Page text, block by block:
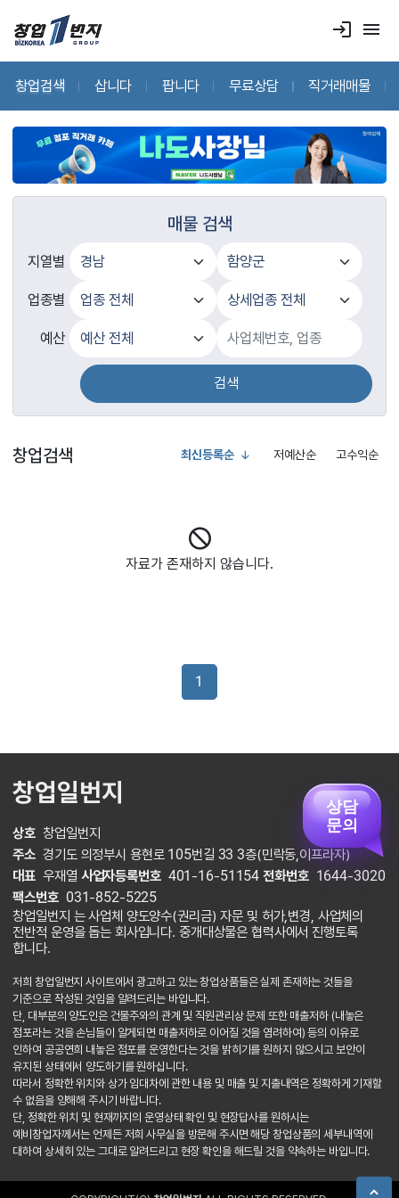
login menu
창업검색 삽니다 팝니다 무료상담 직거래매물
매물 검색
지열별
업종별
예산
검색
창업검색 최신등록순 저예산순 고수익순
자료가 존재하지 않습니다.
1
창업일번지
상호 창업일번지
주소 경기도 의정부시 용현로 105번길 33 3층(민락동,이프라자)
대표 우재열 사업자등록번호 401-16-51154 전화번호 1644-3020
팩스번호 031-852-5225
창업일번지 는 사업체 양도양수(권리금) 자문 및 허가,변경, 사업체의
전반적 운영을 돕는 회사입니다. 중개대상물은 협력사에서 진행토록
합니다.
저희 창업일번지 사이트에서 광고하고 있는 창업상품들은 실제 존재하는 것들을
기준으로 작성된 것임을 알려드리는 바입니다.
단, 대부분의 양도인은 건물주와의 관계 및 직원관리상 문제 또한 매출저하 (내놓은
점포라는 것을 손님들이 알게되면 매출저하로 이어질 것을 염려하여) 등의 이유로
인하여 공공연희 내놓은 점포를 운영한다는 것을 밝히기를 원하지 않으시고 보안이
유지된 상태에서 양도하기를 원하십니다.
따라서 정확한 위치와 상가 임대차에 관한 내용 및 매출 및 지출내역은 정확하게 기재할
수 없음을 양해해 주시기 바랍니다.
단, 정확한 위치 및 현재까지의 운영상태 확인 및 현장답사를 원하시는
예비창업자께서는 언제든 저희 사무실을 방문해 주시면 해당 창업상품의 세부내역에
대하여 상세히 있는 그대로 알려드리고 현장 확인을 해드릴 것을 약속하는 바입니다.
상담
문의